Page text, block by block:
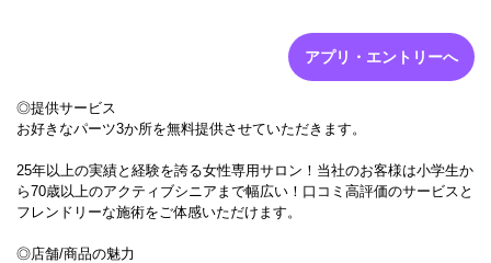
アプリ・エントリーへ
◎提供サービス
お好きなパーツ3か所を無料提供させていただきます。
25年以上の実績と経験を誇る女性専用サロン！当社のお客様は小学生か
ら70歳以上のアクティブシニアまで幅広い！口コミ高評価のサービスと
フレンドリーな施術をご体感いただけます。
◎店舗/商品の魅力